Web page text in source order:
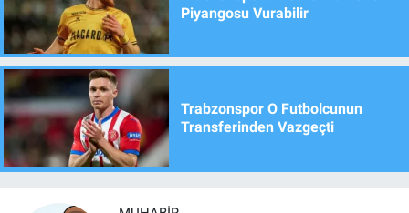
Piyangosu Vurabilir
Trabzonspor O Futbolcunun
Transferinden Vazgeçti